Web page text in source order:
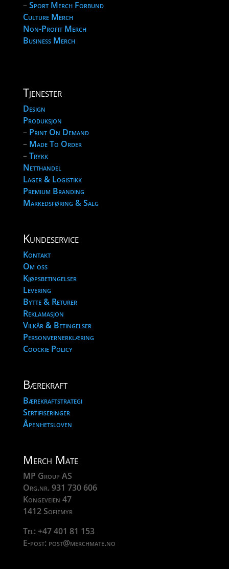
–Sport Merch Forbund
Culture Merch
Non-Profit Merch
Business Merch
Tjenester
Design
Produksjon
– Print On Demand
– Made To Order
–Trykk
Netthandel
Lager & Logistikk
Premium Branding
Markedsføring & Salg
Kundeservice
Kontakt
Om oss
Kjøpsbetingelser
Levering
Bytte & Returer
Reklamasjon
Vilkår & Betingelser
Personvernerklæring
Coockie Policy
Bærekraft
Bærekraftstrategi
Sertifiseringer
Åpenhetsloven
Merch Mate
MP Group AS
Org.nr. 931 730 606
Kongeveien 47
1412 Sofiemyr
Tel: +47 401 81 153
E-post: post@merchmate.no